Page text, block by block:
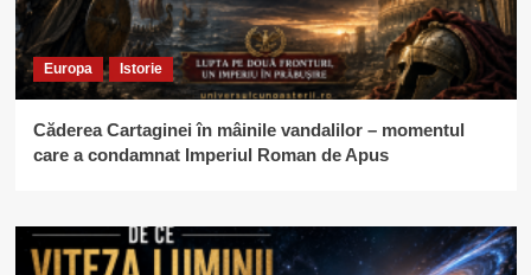
Europa Istorie
Căderea Cartaginei în mâinile vandalilor – momentul
care a condamnat Imperiul Roman de Apus